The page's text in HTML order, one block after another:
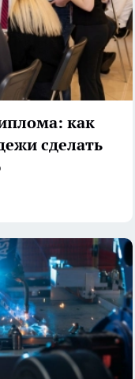
как
сделать